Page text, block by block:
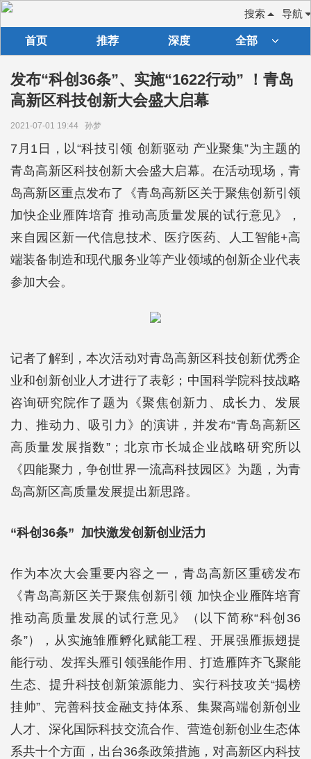
导航
搜索
首页 推荐 深度 全部
发布“科创36条”、实施“1622行动” ！青岛
高新区科技创新大会盛大启幕
2021-07-01 19:44 孙梦
7月1日，以“科技引领 创新驱动 产业聚集”为主题的
青岛高新区科技创新大会盛大启幕。在活动现场，青
岛高新区重点发布了《青岛高新区关于聚焦创新引领
加快企业雁阵培育 推动高质量发展的试行意见》，
来自园区新一代信息技术、医疗医药、人工智能+高
端装备制造和现代服务业等产业领域的创新企业代表
参加大会。
记者了解到，本次活动对青岛高新区科技创新优秀企
业和创新创业人才进行了表彰；中国科学院科技战略
咨询研究院作了题为《聚焦创新力、成长力、发展
力、推动力、吸引力》的演讲，并发布“青岛高新区
高质量发展指数”；北京市长城企业战略研究所以
《四能聚力，争创世界一流高科技园区》为题，为青
岛高新区高质量发展提出新思路。
“科创36条” 加快激发创新创业活力
作为本次大会重要内容之一，青岛高新区重磅发布
《青岛高新区关于聚焦创新引领 加快企业雁阵培育
推动高质量发展的试行意见》（以下简称“科创36
条”），从实施雏雁孵化赋能工程、开展强雁振翅提
能行动、发挥头雁引领强能作用、打造雁阵齐飞聚能
生态、提升科技创新策源能力、实行科技攻关“揭榜
挂帅”、完善科技金融支持体系、集聚高端创新创业
人才、深化国际科技交流合作、营造创新创业生态体
系共十个方面，出台36条政策措施，对高新区内科技